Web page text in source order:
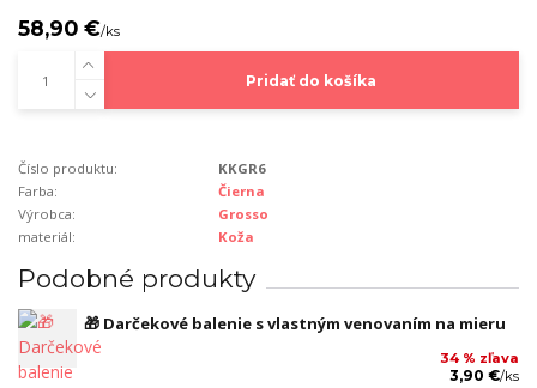
58,90 €/ks
Pridať do košíka
Číslo produktu:
KKGR6
Farba:
Čierna
Výrobca:
Grosso
materiál:
Koža
Podobné produkty
🎁 Darčekové balenie s vlastným venovaním na mieru
34 % zľava
3,90 €/ks